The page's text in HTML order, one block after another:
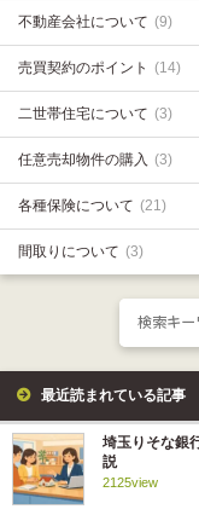
不動産会社について (9)
売買契約のポイント (14)
二世帯住宅について (3)
任意売却物件の購入 (3)
各種保険について (21)
間取りについて (3)
最近読まれている記事
埼玉りそな銀
説
2125view